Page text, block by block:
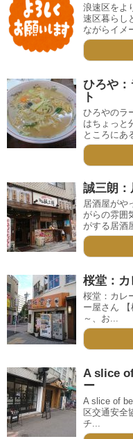
浪速区をよ
速区暮らし
ながらイメ
ひろや
ト
ひろやのラ
はちょっと
ところにあ
誠三朗
居酒屋がや
がらの雰囲
がする居酒
桜堂：
桜堂：カレ
ー屋さん
～、お...
A slice
ー
A slice of
区交通安全
チ...